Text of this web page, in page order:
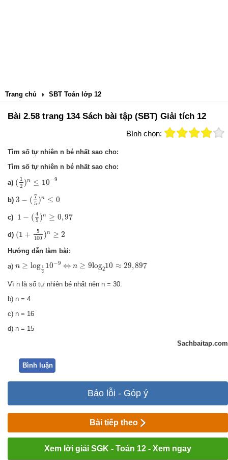
Trang chủ SBT Toán lớp 12
Bài 2.58 trang 134 Sách bài tập (SBT) Giải tích 12
Bình chọn:
Tìm số tự nhiên n bé nhất sao cho:
Tìm số tự nhiên n bé nhất sao cho:
a) ( 1
2 )n ≤ 10−9
( 1 2
b) 3 − ( 7
5 )n ≤ 0
5)n
c) 1 − ( 4
5 )n ≥ 0,97
5) n
d) (1 +
5
100 )n ≥ 2
( 100 )
Hướng dẫn làm bài:
a) n ≥ log 1
2
10−9 ⇔ n ≥ 9log210 ≈ 29,897
≥log 10 − ⇔ log 210 29, 897
Vì n là số tự nhiên bé nhất nên n = 30.
b) n = 4
c) n = 16
d) n = 15
Sachbaitap.com
Bình luận
Báo lỗi - Góp ý
Bài tiếp theo
Xem lời giải SGK - Toán 12 - Xem ngay